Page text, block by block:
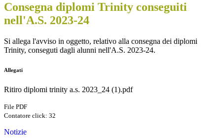
Consegna diplomi Trinity conseguiti
nell'A.S. 2023-24
Si allega l'avviso in oggetto, relativo alla consegna dei diplomi
Trinity, conseguti dagli alunni nell'A.S. 2023-24.
Allegati
Ritiro diplomi trinity a.s. 2023_24 (1).pdf
File PDF
Contatore click: 32
Notizie